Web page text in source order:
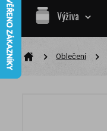
Výživa
Oblečení